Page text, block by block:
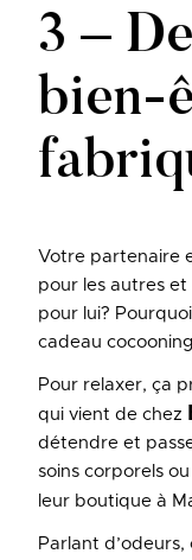
3 –
bien-
Votre partenaire
pour les autres
pour lui?
cadeau
Pour relaxer, ça
qui vient de chez
détendre et
soins corporels
leur boutique à
Parlant